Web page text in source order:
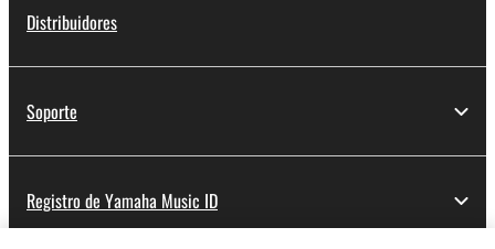
Distribuidores
Soporte
Registro de Yamaha Music ID